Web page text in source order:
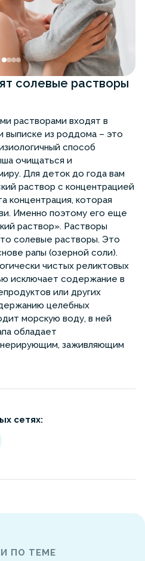
солевые растворы
растворами входят в
выписке из роддома – это
способ
очищаться и
Для деток до года вам
раствор с концентрацией
концентрация, которая
Именно поэтому его еще
раствор». Растворы
солевые растворы. Это
рапы (озерной соли).
чистых реликтовых
исключает содержание в
или других
целебных
морскую воду, в ней
обладает
заживляющим
сетях:
ПО ТЕМЕ